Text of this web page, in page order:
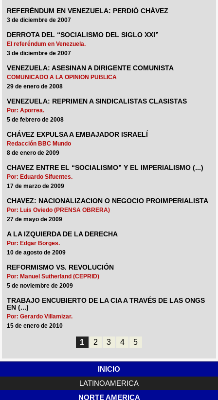
REFERÉNDUM EN VENEZUELA: PERDIÓ CHÁVEZ
3 de diciembre de 2007
DERROTA DEL “SOCIALISMO DEL SIGLO XXI”
El referéndum en Venezuela.
3 de diciembre de 2007
VENEZUELA: ASESINAN A DIRIGENTE COMUNISTA
COMUNICADO A LA OPINION PUBLICA
29 de enero de 2008
VENEZUELA: REPRIMEN A SINDICALISTAS CLASISTAS
Por: Aporrea.
5 de febrero de 2008
CHÁVEZ EXPULSA A EMBAJADOR ISRAELÍ
Redacción BBC Mundo
8 de enero de 2009
CHAVEZ ENTRE EL “SOCIALISMO” Y EL IMPERIALISMO (...)
Por: Eduardo Sifuentes.
17 de marzo de 2009
CHAVEZ: NACIONALIZACION O NEGOCIO PROIMPERIALISTA
Por: Luis Oviedo (PRENSA OBRERA)
27 de mayo de 2009
A LA IZQUIERDA DE LA DERECHA
Por: Edgar Borges.
10 de agosto de 2009
REFORMISMO VS. REVOLUCIÓN
Por: Manuel Sutherland (CEPRID)
5 de noviembre de 2009
TRABAJO ENCUBIERTO DE LA CIA A TRAVÉS DE LAS ONGS
EN (...)
Por: Gerardo Villamizar.
15 de enero de 2010
1 2 3 4 5
INICIO
LATINOAMERICA
NORTE AMERICA